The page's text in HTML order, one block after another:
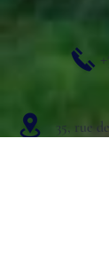
35, rue